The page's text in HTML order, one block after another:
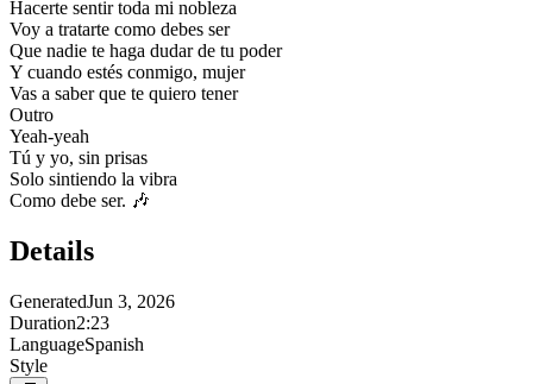
Hacerte sentir toda mi nobleza
Voy a tratarte como debes ser
Que nadie te haga dudar de tu poder
Y cuando estés conmigo, mujer
Vas a saber que te quiero tener
Outro
Yeah-yeah
Tú y yo, sin prisas
Solo sintiendo la vibra
Como debe ser. 🎶
Details
GeneratedJun 3, 2026
Duration2:23
LanguageSpanish
Style